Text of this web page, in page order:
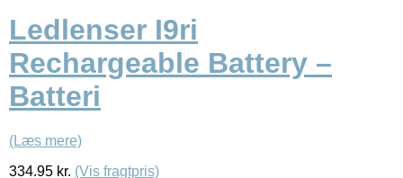
Ledlenser I9ri
Rechargeable Battery –
Batteri
(Læs mere)
334.95 kr. (Vis fragtpris)